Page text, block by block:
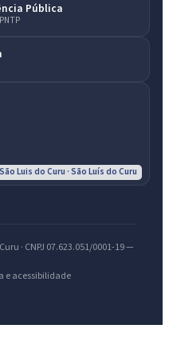
Pública
Luis do Curu · São Luís do Curu
· CNPJ 07.623.051/0001-19 —
e acessibilidade
Diário Oficial